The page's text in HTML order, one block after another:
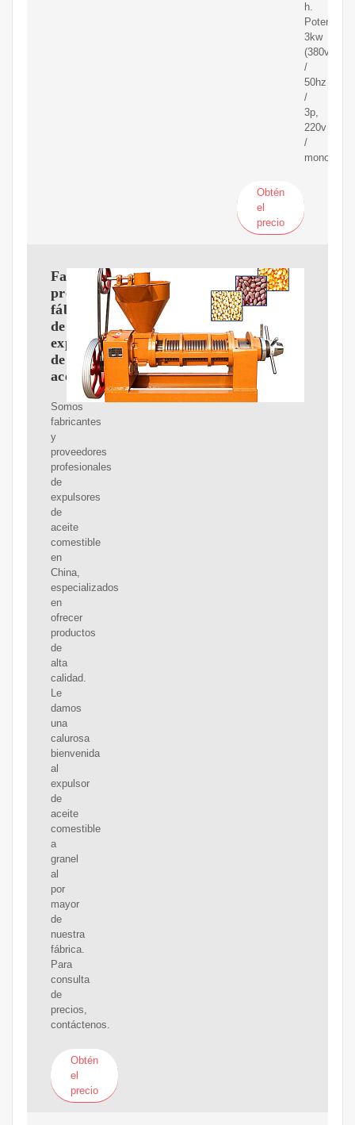
h.
Potencia:
3kw
(380v
/
50hz
/
3p,
220v
/
Obtén
el
precio
Fabricantes,
proveedores,
fábrica
de
expulsores
de
aceite
Somos
fabricantes
y
proveedores
profesionales
de
expulsores
de
aceite
comestible
en
China,
especializados
en
ofrecer
productos
de
alta
calidad.
Le
damos
una
calurosa
bienvenida
al
expulsor
de
aceite
comestible
a
granel
al
por
mayor
de
nuestra
fábrica.
Para
consulta
de
precios,
contáctenos.
Obtén
el
precio